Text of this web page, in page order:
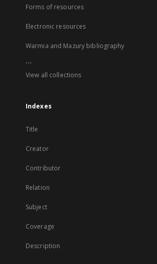
Forms of resources
Electronic resources
Warmia and Mazury bibliography
...
View all collections
Indexes
Title
Creator
Contributor
Relation
Subject
Coverage
Description